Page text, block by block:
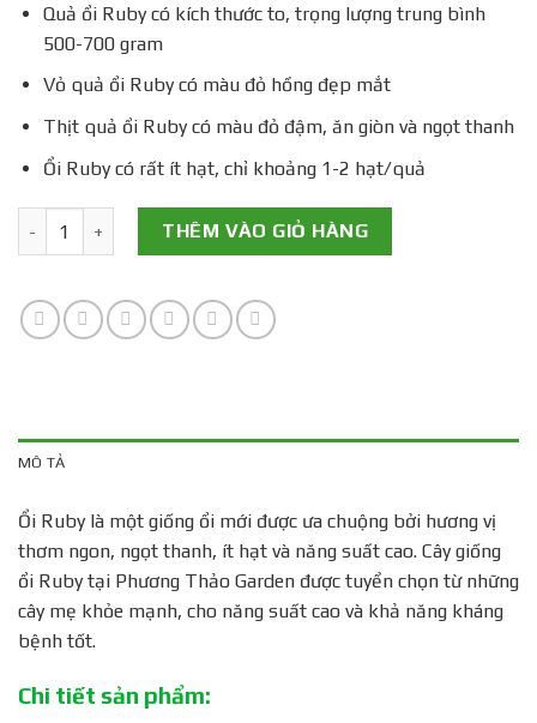
Quả ổi Ruby có kích thước to, trọng lượng trung bình
500-700 gram
Vỏ quả ổi Ruby có màu đỏ hồng đẹp mắt
Thịt quả ổi Ruby có màu đỏ đậm, ăn giòn và ngọt thanh
Ổi Ruby có rất ít hạt, chỉ khoảng 1-2 hạt/quả
Cây Giống Ổi Ruby số lượngTHÊM VÀO GIỎ HÀNG
MÔ TẢ
Ổi Ruby là một giống ổi mới được ưa chuộng bởi hương vị
thơm ngon, ngọt thanh, ít hạt và năng suất cao. Cây giống
ổi Ruby tại Phương Thảo Garden được tuyển chọn từ những
cây mẹ khỏe mạnh, cho năng suất cao và khả năng kháng
bệnh tốt.
Chi tiết sản phẩm: